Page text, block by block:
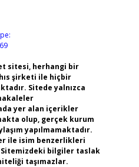
sitesi, herhangi bir
şirketi ile hiçbir
Sitede yalnızca
yer alan içerikler
olup, gerçek kurum
yapılmamaktadır.
ile isim benzerlikleri
bilgiler taslak
taşımazlar.